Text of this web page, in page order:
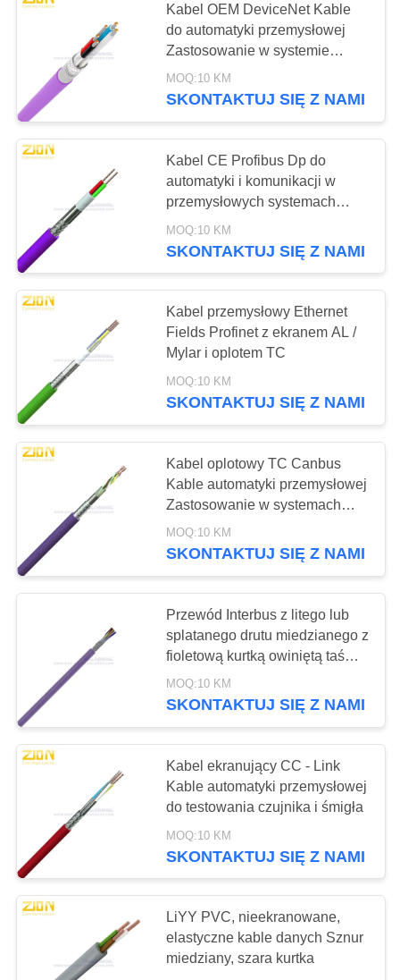
POPROSIĆ
O
WYCENĘ
SITEMAP
PRIVACY
POLICY
Kabel
koncentryczny 50
Ohm
Kabel
koncentryczny
CCTV
132
Kabel
koncentryczny
CATV
Transceivery
światłowodowe
30
Szafka i stojak
105
Kabel OEM DeviceNet Kable
do automatyki przemysłowej
Zastosowanie w systemie
magistrali DeviceNet
MOQ:10 KM
SKONTAKTUJ SIĘ Z NAMI
Kabel CE Profibus Dp do
automatyki i komunikacji w
przemysłowych systemach
magistrali polowych
MOQ:10 KM
SKONTAKTUJ SIĘ Z NAMI
Kabel przemysłowy Ethernet
Fields Profinet z ekranem AL /
Mylar i oplotem TC
MOQ:10 KM
SKONTAKTUJ SIĘ Z NAMI
Kabel oplotowy TC Canbus
Kable automatyki przemysłowej
Zastosowanie w systemach
magistrali
MOQ:10 KM
SKONTAKTUJ SIĘ Z NAMI
Przewód Interbus z litego lub
splatanego drutu miedzianego z
fioletową kurtką owiniętą taśmą
dla zwierząt domowych
MOQ:10 KM
SKONTAKTUJ SIĘ Z NAMI
Kabel ekranujący CC - Link
Kable automatyki przemysłowej
do testowania czujnika i śmigła
MOQ:10 KM
SKONTAKTUJ SIĘ Z NAMI
LiYY PVC, nieekranowane,
elastyczne kable danych Sznur
miedziany, szara kurtka